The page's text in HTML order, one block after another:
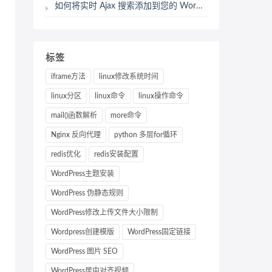
如何将实时 Ajax 搜索添加到您的 WordPress 站点
标签
iframe方法 linux修改系统时间
linux分区 linux命令 linux操作命令
mail()函数解析 more命令
Nginx 反向代理 python 多层for循环
redis优化 redis安装配置
WordPress主题安装
WordPress 伪静态规则
WordPress修改上传文件大小限制
Wordpress创建模版 WordPress固定链接
WordPress 图片 SEO